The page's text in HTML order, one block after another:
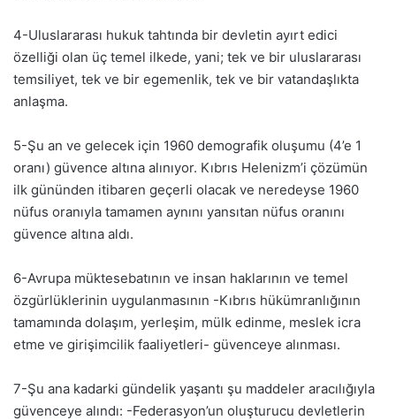
4-Uluslararası hukuk tahtında bir devletin ayırt edici
özelliği olan üç temel ilkede, yani; tek ve bir uluslararası
temsiliyet, tek ve bir egemenlik, tek ve bir vatandaşlıkta
anlaşma.
5-Şu an ve gelecek için 1960 demografik oluşumu (4’e 1
oranı) güvence altına alınıyor. Kıbrıs Helenizm’i çözümün
ilk gününden itibaren geçerli olacak ve neredeyse 1960
nüfus oranıyla tamamen aynını yansıtan nüfus oranını
güvence altına aldı.
6-Avrupa müktesebatının ve insan haklarının ve temel
özgürlüklerinin uygulanmasının -Kıbrıs hükümranlığının
tamamında dolaşım, yerleşim, mülk edinme, meslek icra
etme ve girişimcilik faaliyetleri- güvenceye alınması.
7-Şu ana kadarki gündelik yaşantı şu maddeler aracılığıyla
güvenceye alındı: -Federasyon’un oluşturucu devletlerin